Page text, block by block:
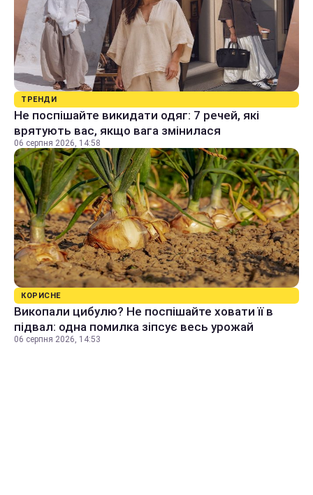
ТРЕНДИ
Не поспішайте викидати одяг: 7 речей, які
врятують вас, якщо вага змінилася
06 серпня 2026, 14:58
КОРИСНЕ
Викопали цибулю? Не поспішайте ховати її в
підвал: одна помилка зіпсує весь урожай
06 серпня 2026, 14:53